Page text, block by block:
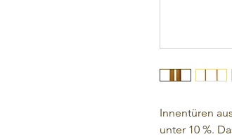
Innentüren
unter 10 %.